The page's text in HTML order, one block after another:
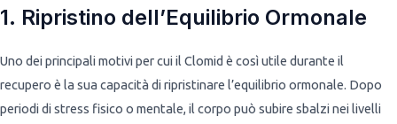
1. Ripristino dell’Equilibrio Ormonale
Uno dei principali motivi per cui il Clomid è così utile durante il
recupero è la sua capacità di ripristinare l’equilibrio ormonale. Dopo
periodi di stress fisico o mentale, il corpo può subire sbalzi nei livelli